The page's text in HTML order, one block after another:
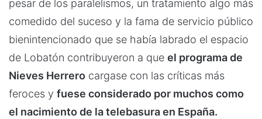
pesar de los paralelismos, un tratamiento algo más
comedido del suceso y la fama de servicio público
bienintencionado que se había labrado el espacio
de Lobatón contribuyeron a que el programa de
Nieves Herrero cargase con las críticas más
feroces y fuese considerado por muchos como
el nacimiento de la telebasura en España.